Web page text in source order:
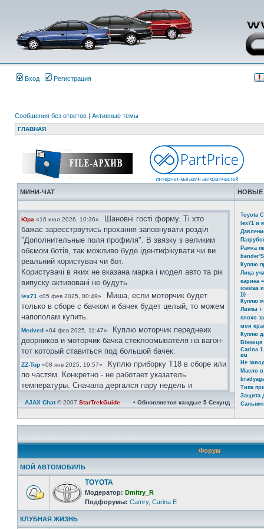
Вход Регистрация
Сообщения без ответов | Активные темы
ГЛАВНАЯ
МИНИ-ЧАТ НОВЫЕ
Юра «16 июл 2026, 10:36»
Шановні гості форму. Ті хто
бажає зареєстрвутись прохання заповнувати розділ
"Дополнительные поля профиля". В звязку з великим
обємом ботів, так можливо буде ідентифікувати чи ви
реальний користувач чи бот.
Користувачі в яких не вказана марка і модел авто та рік
випуску активовані не будуть
lex71 «05 фев 2025, 00:49»
Миша, если моторчик будет
только в сборе с бачком и бачек будет целый, то можем
напополам купить.
Medved «04 фев 2025, 11:47»
Куплю моторчик переднеих
дворников и моторчик бачка стеклоомывателя на вагон-
тот который ставиться под большой бачек.
ZZ-Top «08 янв 2025, 19:57»
Куплю приборку Т18 в сборе или
по частям. Конкретно - не работает указатель
температуры. Сначала дергался пару недель и
icestas«24 май 2024, 22:19»Ахринеть конечно, красавцы!
"Дополнительные поля профиля". В звязку з великим
обємом ботів, так можливо буде ідентифікувати чи ви
реальний користувач чи бот.
Користувачі в яких не вказана марка і модел авто та рік
випуску активовані не будуть.
Юра«08 апр 2024, 21:08»https://invite.viber.com/?
g2=AQAtPOOoAP ... zA&lang=ru
Юра«08 апр 2024, 21:06»
AJAX Chat© 2007 StarTrekGuide • Обновляется каждые 5 Секунд
Toyota
lex71 и
Рамка
Куплю
Лица
карина
icestas
)))
Куплю
Линзы +
плохо
мои
Куплю
Carina
км
Не
Масло в
Типа
Защита
Форум
МОЙ АВТОМОБИЛЬ
TOYOTA
Модератор: Dmitry_R
Подфорумы: Camry, Carina E
КЛУБНАЯ ЖИЗНЬ